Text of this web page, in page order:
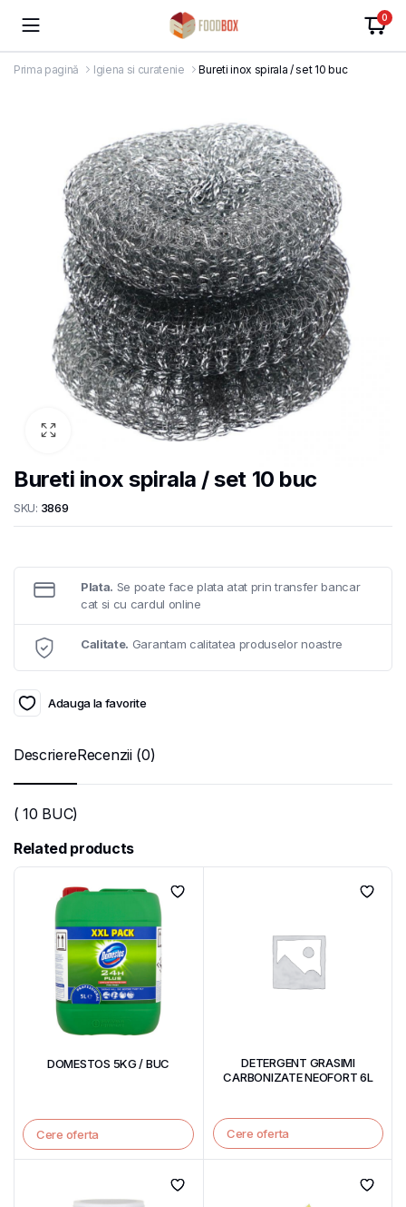
0
Prima pagină Igiena si curatenie Bureti inox spirala / set 10 buc
Bureti inox spirala / set 10 buc
SKU: 3869
Plata. Se poate face plata atat prin transfer bancar
cat si cu cardul online
Calitate. Garantam calitatea produselor noastre
Adauga la favorite
DescriereRecenzii (0)
( 10 BUC)
Related products
DOMESTOS 5KG / BUC
Cere oferta
DETERGENT GRASIMI
CARBONIZATE NEOFORT 6L
Cere oferta